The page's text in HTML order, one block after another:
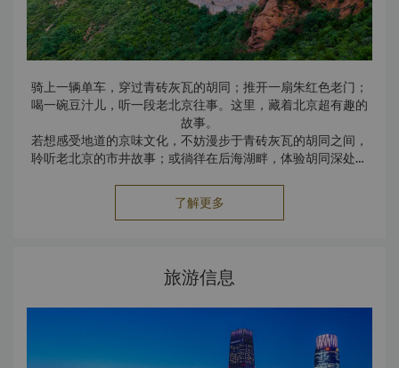
骑上一辆单车，穿过青砖灰瓦的胡同；推开一扇朱红色老门；
喝一碗豆汁儿，听一段老北京往事。这里，藏着北京超有趣的
故事。
若想感受地道的京味文化，不妨漫步于青砖灰瓦的胡同之间，
聆听老北京的市井故事；或徜徉在后海湖畔，体验胡同深处与
忆，还是感受现代北京的国际风采，中国大饭店都是探索这座
古都历史与文化的理想起点。
利，距离故宫、天安门等名胜古迹仅咫尺之遥。从这里出发，
宾客可轻松探访前门大街、南锣鼓巷、北海公园、天坛、国家
南锣鼓巷-老北京超会“玩”的胡同
如果北京是一部电影，那南锣鼓巷一定是超精彩的那条故事
了解更多
旅游信息